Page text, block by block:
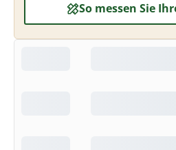
So messen Sie